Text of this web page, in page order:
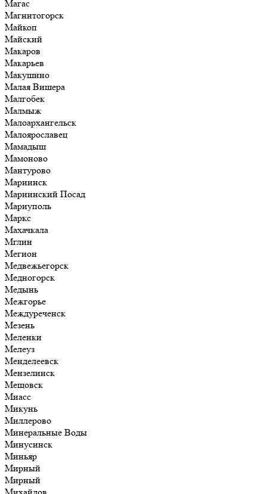
Магас
Магнитогорск
Майкоп
Майский
Макаров
Макарьев
Макушино
Малая Вишера
Малгобек
Малмыж
Малоархангельск
Малоярославец
Мамадыш
Мамоново
Мантурово
Мариинск
Мариинский Посад
Мариуполь
Маркс
Махачкала
Мглин
Мегион
Медвежьегорск
Медногорск
Медынь
Межгорье
Междуреченск
Мезень
Меленки
Мелеуз
Менделеевск
Мензелинск
Мещовск
Миасс
Микунь
Миллерово
Минеральные Воды
Минусинск
Миньяр
Мирный
Мирный